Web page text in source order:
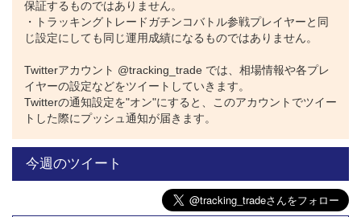
ドル円を運用しているファンダメンタリストさんと、そのマネ運用
をしているトラトレめがねさんは、現時点では大きな含み損もな
く、順調に利益を積み上げています。
また、チャーティスト先生も11月11日に、新たにユーロ円の買い
設定で運用を再開しており、着実に実現益を積み上げています。
後半戦に突入したガチンコバトルの行方はどうなるのか注目です！
ガチンコバトルでは、各プレーヤーの運用状況や運用を停止するタ
イミングなどを随時 （公式）ツイッター でお知らせしていますの
で、ぜひフォローのほどお願いします。
保証するものではありません。
・トラッキングトレードガチンコバトル参戦プレイヤーと同
じ設定にしても同じ運用成績になるものではありません。
Twitterアカウント @tracking_trade では、相場情報や各プレ
イヤーの設定などをツイートしていきます。
Twitterの通知設定を"オン"にすると、このアカウントでツイー
トした際にプッシュ通知が届きます。
今週のツイート